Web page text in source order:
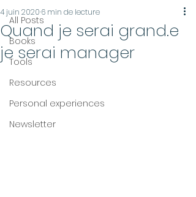
All Posts
Books
Tools
Resources
Personal experiences
Newsletter
Quand je serai grand.e
je serai manager
4 juin 2020 6 min de lecture